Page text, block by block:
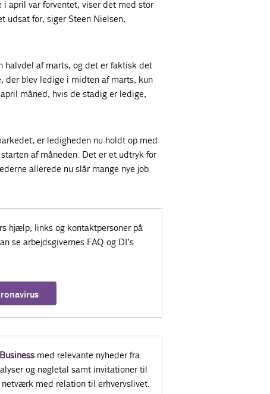
april var forventet, viser det med stor
udsat for, siger Steen Nielsen,
halvdel af marts, og det er faktisk det
der blev ledige i midten af marts, kun
måned, hvis de stadig er ledige,
er ledigheden nu holdt op med
af måneden. Det er et udtryk for
allerede nu slår mange nye job
hjælp, links og kontaktpersoner på
se arbejdsgivernes FAQ og DI’s
med relevante nyheder fra
og nøgletal samt invitationer til
med relation til erhvervslivet.